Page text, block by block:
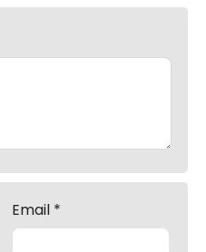
Email *